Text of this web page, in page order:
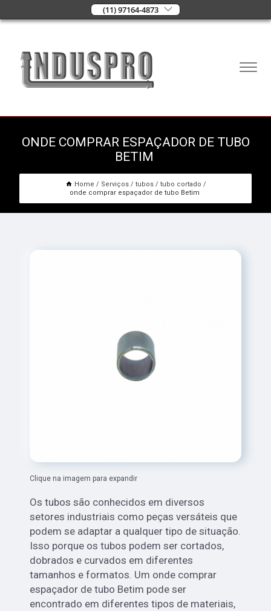
(11) 97164-4873
ONDE COMPRAR ESPAÇADOR DE TUBO
BETIM
Home Serviços tubos
tubo cortado
onde comprar espaçador de tubo Betim
Clique na imagem para expandir
Os tubos são conhecidos em diversos
setores industriais como peças versáteis que
podem se adaptar a qualquer tipo de situação.
Isso porque os tubos podem ser cortados,
dobrados e curvados em diferentes
tamanhos e formatos. Um onde comprar
espaçador de tubo Betim pode ser
encontrado em diferentes tipos de materiais,